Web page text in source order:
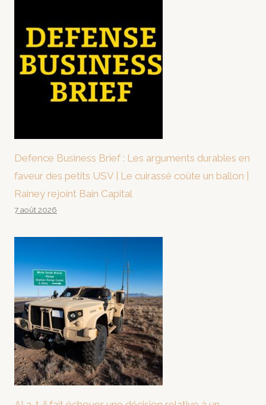
Defence Business Brief : Les arguments durables en
faveur des petits USV | Le cuirassé coûte un ballon |
Rainey rejoint Bain Capital
7 août 2026